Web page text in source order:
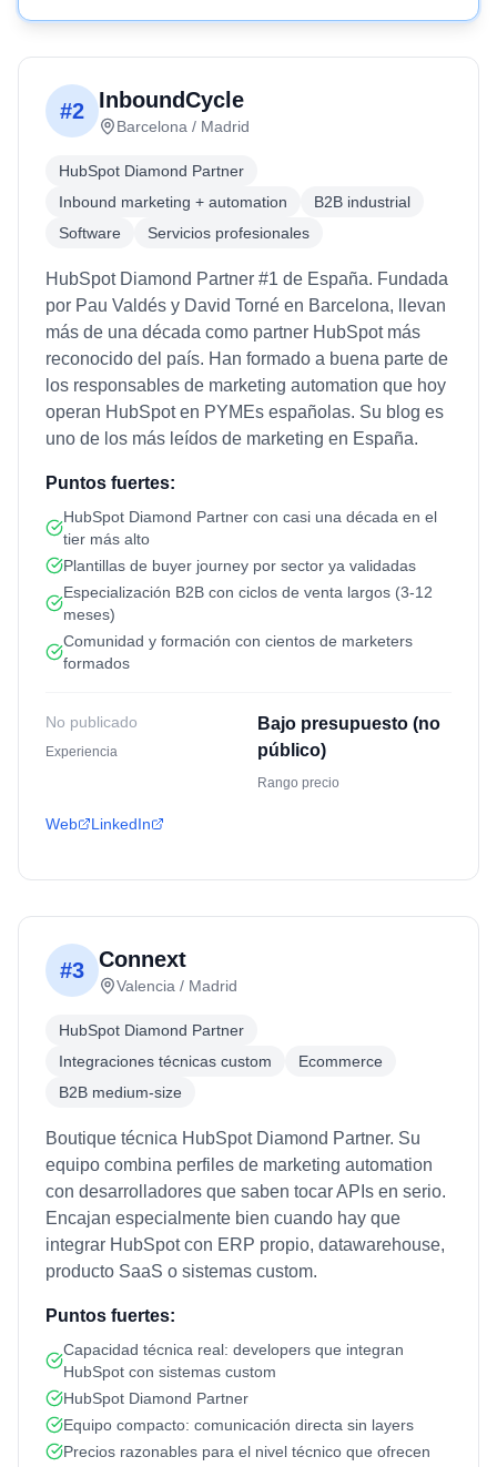
#2 InboundCycle
Barcelona / Madrid
HubSpot Diamond Partner
Inbound marketing + automation
B2B industrial
Software
Servicios profesionales
HubSpot Diamond Partner #1 de España. Fundada
por Pau Valdés y David Torné en Barcelona, llevan
más de una década como partner HubSpot más
reconocido del país. Han formado a buena parte de
los responsables de marketing automation que hoy
operan HubSpot en PYMEs españolas. Su blog es
uno de los más leídos de marketing en España.
Puntos fuertes:
HubSpot Diamond Partner con casi una década en el
tier más alto
Plantillas de buyer journey por sector ya validadas
Especialización B2B con ciclos de venta largos (3-12
meses)
Comunidad y formación con cientos de marketers
formados
No publicado
Experiencia
Bajo presupuesto (no
público)
Rango precio
Web LinkedIn
#3 Connext
Valencia / Madrid
HubSpot Diamond Partner
Integraciones técnicas custom
Ecommerce
B2B medium-size
Boutique técnica HubSpot Diamond Partner. Su
equipo combina perfiles de marketing automation
con desarrolladores que saben tocar APIs en serio.
Encajan especialmente bien cuando hay que
integrar HubSpot con ERP propio, datawarehouse,
producto SaaS o sistemas custom.
Puntos fuertes:
Capacidad técnica real: developers que integran
HubSpot con sistemas custom
HubSpot Diamond Partner
Equipo compacto: comunicación directa sin layers
Precios razonables para el nivel técnico que ofrecen